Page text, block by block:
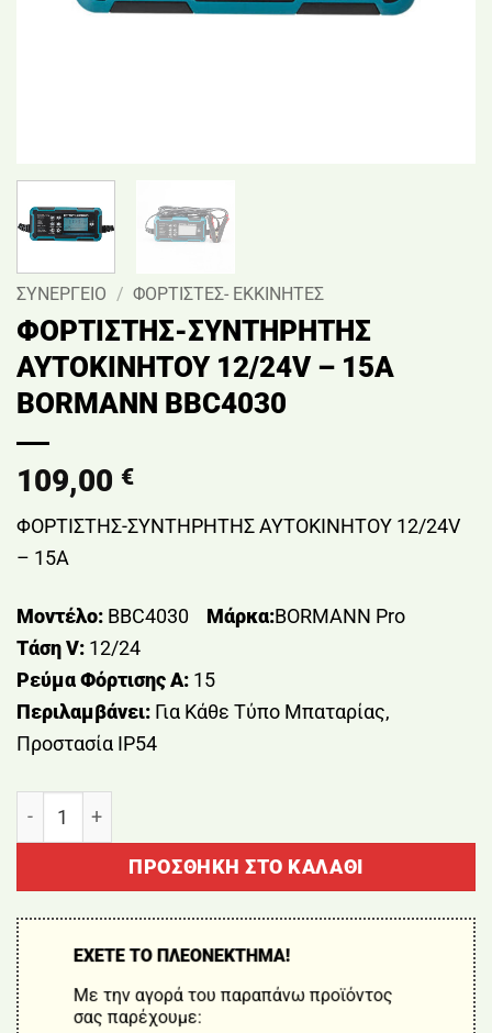
ΣΥΝΕΡΓΕΙΟ / ΦΟΡΤΙΣΤΕΣ- ΕΚΚΙΝΗΤΕΣ
ΦΟΡΤΙΣΤΗΣ-ΣΥΝΤΗΡΗΤΗΣ
AYTOKINHTOY 12/24V – 15A
BORMANN BBC4030
109,00 €
ΦΟΡΤΙΣΤΗΣ-ΣΥΝΤΗΡΗΤΗΣ AYTOKINHTOY 12/24V
– 15A
Μοντέλο: BBC4030 Μάρκα:BORMANN Pro
Τάση V: 12/24
Ρεύμα Φόρτισης Α: 15
Περιλαμβάνει: Για Κάθε Τύπο Μπαταρίας,
Προστασία IP54
ΠΡΟΣΘΉΚΗ ΣΤΟ ΚΑΛΆΘΙ
ΕΧΕΤΕ ΤΟ ΠΛΕΟΝΕΚΤΗΜΑ!
Με την αγορά του παραπάνω προϊόντος
σας παρέχουμε: